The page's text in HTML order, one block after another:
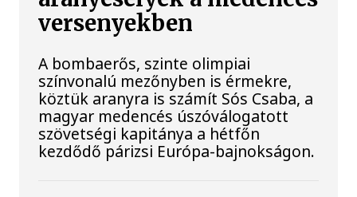
versenyekben
A bombaerős, szinte olimpiai
színvonalú mezőnyben is érmekre,
köztük aranyra is számít Sós Csaba, a
magyar medencés úszóválogatott
szövetségi kapitánya a hétfőn
kezdődő párizsi Európa-bajnokságon.